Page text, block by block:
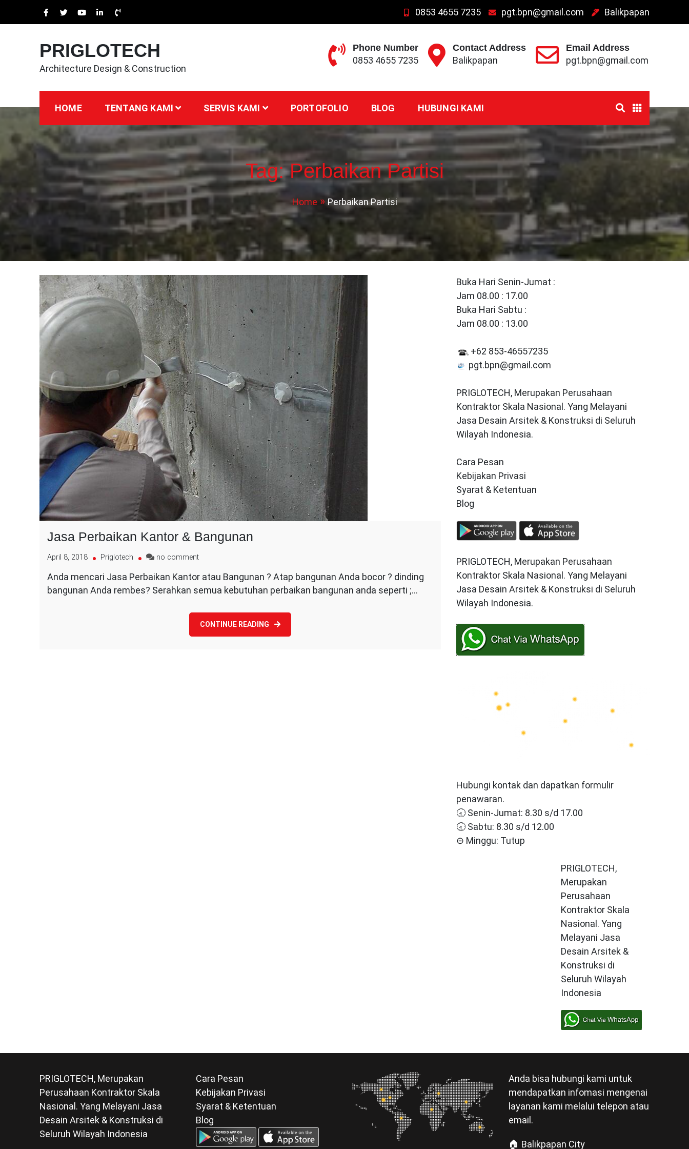
0853 4655 7235 pgt.bpn@gmail.com Balikpapan
PRIGLOTECH
Architecture Design & Construction
Phone Number
0853 4655 7235
Contact Address
Balikpapan
Email Address
pgt.bpn@gmail.com
HOME TENTANG KAMI SERVIS KAMI PORTOFOLIO BLOG HUBUNGI KAMI
Tag:Perbaikan Partisi
Home Perbaikan Partisi
Jasa Perbaikan Kantor & Bangunan
April 8, 2018 Priglotech no commenton
Perbaikan
Kantor
Bangunan
Anda mencari Jasa Perbaikan Kantor atau Bangunan ? Atap bangunan Anda bocor ? dinding
bangunan Anda rembes? Serahkan semua kebutuhan perbaikan bangunan anda seperti ;…
CONTINUE READING
Buka Hari Senin-Jumat :
Jam 08.00 : 17.00
Buka Hari Sabtu :
Jam 08.00 : 13.00
+62 853-46557235
pgt.bpn@gmail.com
PRIGLOTECH, Merupakan Perusahaan
Kontraktor Skala Nasional. Yang Melayani
Jasa Desain Arsitek & Konstruksi di Seluruh
Wilayah Indonesia.
Cara Pesan
Kebijakan Privasi
Syarat & Ketentuan
Blog
PRIGLOTECH, Merupakan Perusahaan
Kontraktor Skala Nasional. Yang Melayani
Jasa Desain Arsitek & Konstruksi di Seluruh
Wilayah Indonesia.
Hubungi kontak dan dapatkan formulir
penawaran.
🕣 Senin-Jumat: 8.30 s/d 17.00
🕣 Sabtu: 8.30 s/d 12.00
⊝ Minggu: Tutup
PRIGLOTECH,
Merupakan
Perusahaan
Kontraktor Skala
Nasional. Yang
Melayani Jasa
Desain Arsitek &
Konstruksi di
Seluruh Wilayah
Indonesia
PRIGLOTECH, Merupakan
Perusahaan Kontraktor Skala
Nasional. Yang Melayani Jasa
Desain Arsitek & Konstruksi di
Seluruh Wilayah Indonesia
Cara Pesan
Kebijakan Privasi
Syarat & Ketentuan
Blog
Anda bisa hubungi kami untuk
mendapatkan infomasi mengenai
layanan kami melalui telepon atau
email.
🏠 Balikpapan City